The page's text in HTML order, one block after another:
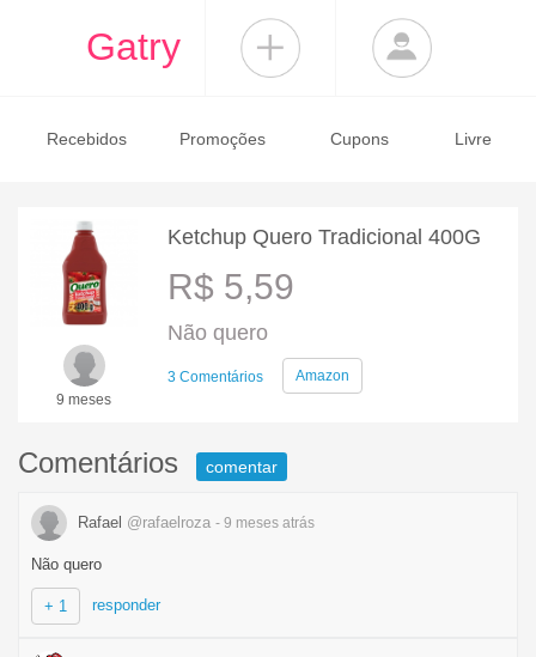
Gatry
Recebidos Promoções Cupons Livre
9 meses
Ketchup Quero Tradicional 400G
R$ 5,59
Não quero
3 Comentários Amazon
Comentários comentar
Rafael @rafaelroza - 9 meses atrás
Não quero
+ 1 responder